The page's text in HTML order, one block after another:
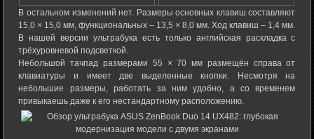
В остальном изменений нет. Размеры основных клавиш составляют
15,0 × 15,0 мм, функциональных – 13,5 × 8,0 мм. Ход клавиш – 1,4 мм.
В нашей версии ультрабука есть только английская раскладка с
трёхуровневой подсветкой.
Небольшой тачпад размерами 55 × 70 мм размещён справа от
клавиатуры и имеет две выделенные кнопки. Несмотря на
небольшие размеры, работать за ним удобно, а со временем
привыкаешь даже к его нестандартному расположению.